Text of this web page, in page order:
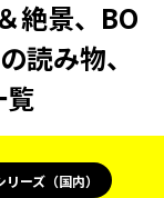
絶景、BO
読み物、
覧
ーズ（国内）